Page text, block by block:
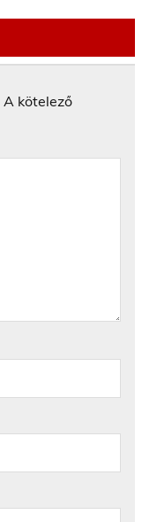
A kötelező